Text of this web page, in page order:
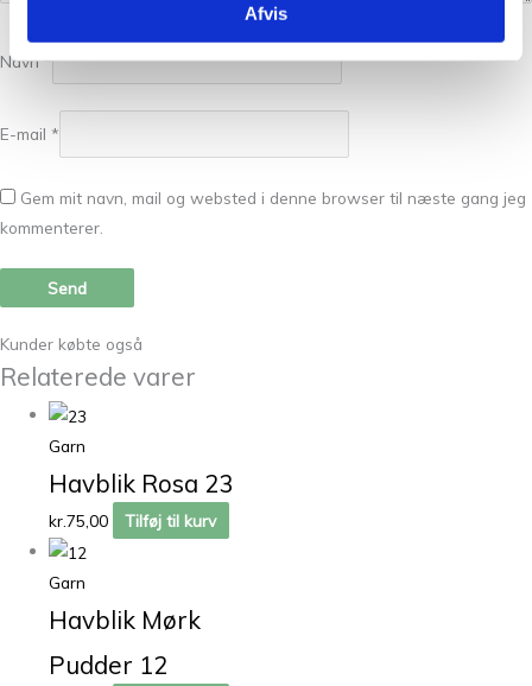
Afvis
Navn*
E-mail *
Gem mit navn, mail og websted i denne browser til næste gang jeg
kommenterer.
Kunder købte også
Relaterede varer
Garn
Havblik Rosa 23
kr.75,00 Tilføj til kurv
Garn
Havblik Mørk
Pudder 12